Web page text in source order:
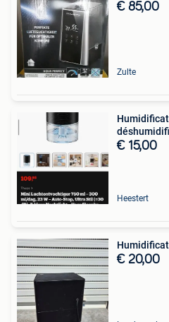
€ 85,00
Zulte
€ 15,00
Heestert
€ 20,00